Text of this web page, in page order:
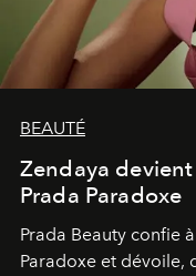
BEAUTÉ
Zendaya
Prada Paradoxe
Prada Beauty confie
Paradoxe et dévoile,